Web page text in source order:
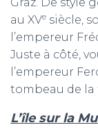
au XVe siècle,
l’empereur
Juste à côté,
l’empereur
tombeau de la
L’île sur la